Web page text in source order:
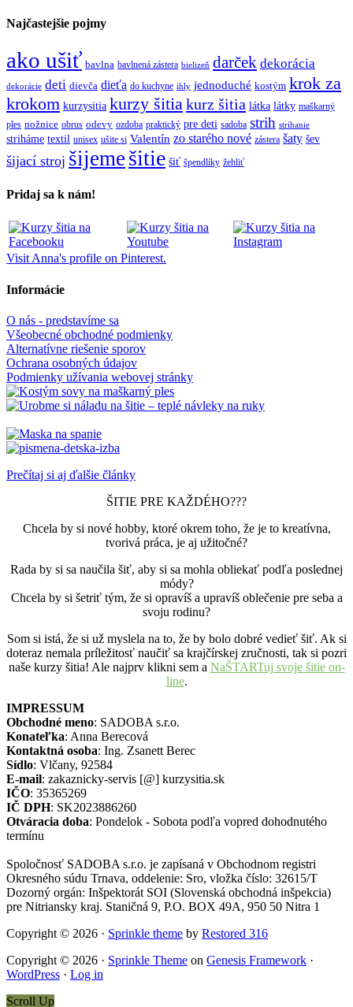
Najčastejšie pojmy
ako ušiť bavlna bavlnená zástera bielizeň darček dekorácia
dekorácie deti dievča dieťa do kuchyne ihly jednoduché kostým krok za
krokom kurzysitia kurzy šitiakurz šitia látka látky maškarný
ples nožnice obrus odevy ozdoba praktický pre deti sadoba strih strihanie
striháme textil unisex ušite si Valentín zo starého nové zástera šaty šev
šijací stroj šijeme šitie šiť špendlíky žehliť
Pridaj sa k nám!
Visit Anna's profile on Pinterest.
Informácie
O nás - predstavíme sa
Všeobecné obchodné podmienky
Alternatívne riešenie sporov
Ochrana osobných údajov
Podmienky užívania webovej stránky
Prečítaj si aj ďalšie články
ŠITIE PRE KAŽDÉHO???
Chcela by si nové hobby, ktoré okrem toho, že je to kreatívna,
tvorivá práca, je aj užitočné?
Rada by si sa naučila šiť, aby si sa mohla obliekať podľa poslednej
módy?
Chcela by si šetriť tým, že si opravíš a upravíš oblečenie pre seba a
svoju rodinu?
Som si istá, že si už myslela na to, že by bolo dobré vedieť šiť. Ak si
doteraz nemala príležitosť naučiť sa krajčírskej zručnosti, tak si pozri
naše kurzy šitia! Ale najprv klikni sem a NaŠTARTuj svoje šitie on-
line.
IMPRESSUM
Obchodné meno: SADOBA s.r.o.
Konateľka: Anna Berecová
Kontaktná osoba: Ing. Zsanett Berec
Sídlo: Vlčany, 92584
E-mail: zakaznicky-servis [@] kurzysitia.sk
IČO: 35365269
IČ DPH: SK2023886260
Otváracia doba: Pondelok - Sobota podľa vopred dohodnutého
termínu
Spoločnosť SADOBA s.r.o. je zapísaná v Obchodnom registri
Okresného súdu Trnava, oddelenie: Sro, vložka číslo: 32615/T
Dozorný orgán: Inšpektorát SOI (Slovenská obchodná inšpekcia)
pre Nitriansky kraj. Staničná 9, P.O. BOX 49A, 950 50 Nitra 1
Copyright © 2026 · Sprinkle theme by Restored 316
Copyright © 2026 · Sprinkle Theme on Genesis Framework ·
WordPress · Log in
Scroll Up